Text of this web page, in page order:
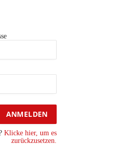
Klicke hier, um es
zurückzusetzen.